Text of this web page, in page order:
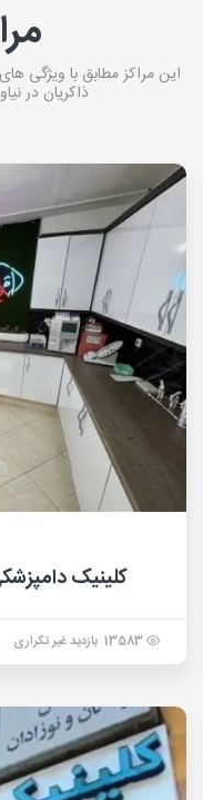
این مراکز مطابق با ویژگی
ذاکریان در
کلینیک
13583 بازدید غیر تکراری